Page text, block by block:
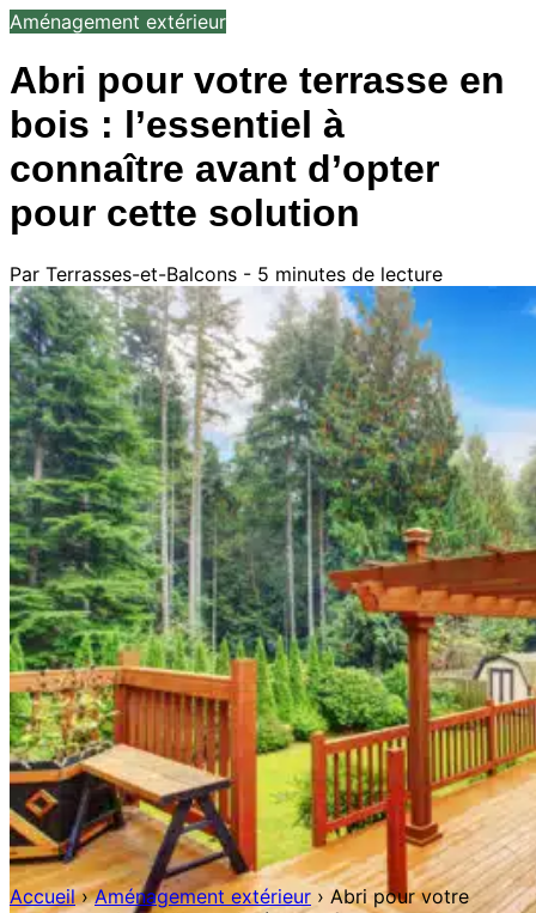
Aménagement extérieur
Abri pour votre terrasse en
bois : l’essentiel à
connaître avant d’opter
pour cette solution
Par Terrasses-et-Balcons - 5 minutes de lecture
Accueil›Aménagement extérieur › Abri pour votre